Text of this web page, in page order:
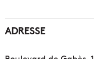
ADRESSE